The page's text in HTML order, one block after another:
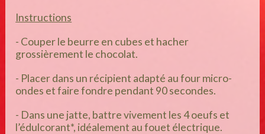
Instructions
- Couper le beurre en cubes et hacher
grossièrement le chocolat.
- Placer dans un récipient adapté au four micro-
ondes et faire fondre pendant 90 secondes.
- Dans une jatte, battre vivement les 4 oeufs et
l’édulcorant*, idéalement au fouet électrique.